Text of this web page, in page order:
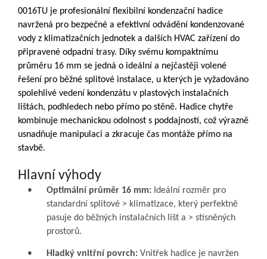
0016TU je profesionální flexibilní kondenzační hadice
navržená pro bezpečné a efektivní odvádění kondenzované
vody z klimatizačních jednotek a dalších HVAC zařízení do
připravené odpadní trasy. Díky svému kompaktnímu
průměru 16 mm se jedná o ideální a nejčastěji volené
řešení pro běžné splitové instalace, u kterých je vyžadováno
spolehlivé vedení kondenzátu v plastových instalačních
lištách, podhledech nebo přímo po stěně. Hadice chytře
kombinuje mechanickou odolnost s poddajností, což výrazně
usnadňuje manipulaci a zkracuje čas montáže přímo na
stavbě.
Hlavní výhody
• Optimální průměr 16 mm: Ideální rozměr pro
standardní splitové > klimatizace, který perfektně
pasuje do běžných instalačních lišt a > stísněných
prostorů.
• Hladký vnitřní povrch: Vnitřek hadice je navržen